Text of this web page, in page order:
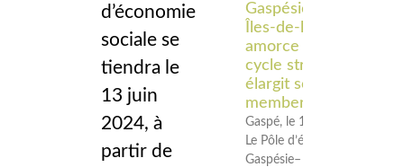
d’économie
sociale se
tiendra le
13 juin
2024, à
partir de
Gaspésie–
Îles‑de‑la‑Madeleine
amorce un nouveau
cycle stratégique et
élargit son
membership
Gaspé, le 18 juin 2026 –
Le Pôle d’économie sociale
Gaspésie–